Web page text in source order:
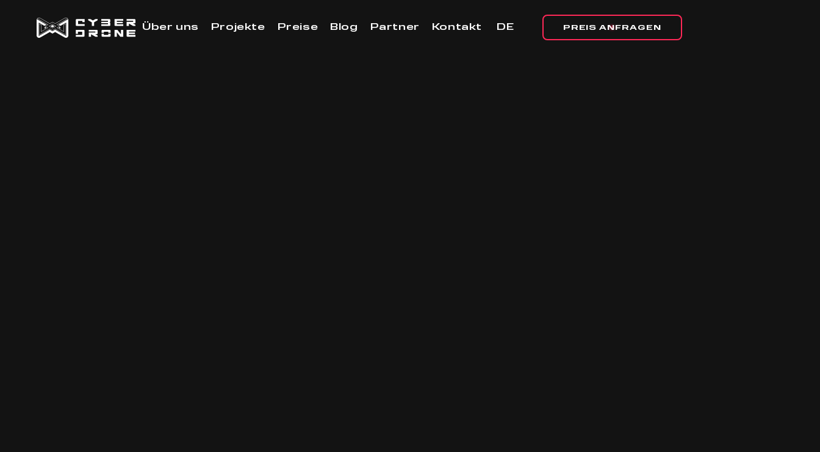
Über uns Projekte Preise Blog Partner Kontakt DE PREIS ANFRAGEN